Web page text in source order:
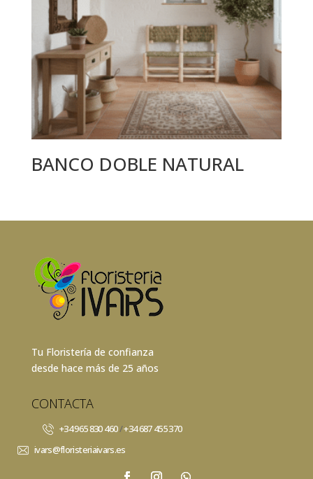
BANCO DOBLE NATURAL
Tu Floristería de confianza
desde hace más de 25 años
CONTACTA
+34 965 830 460/+34 687 455 370
ivars@floristeriaivars.es